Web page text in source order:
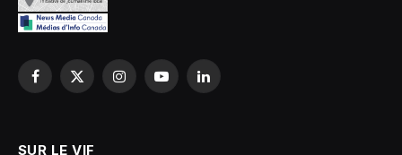
Facebook
X
InstagramYouTubeLinkedIn
SUR LE VIF